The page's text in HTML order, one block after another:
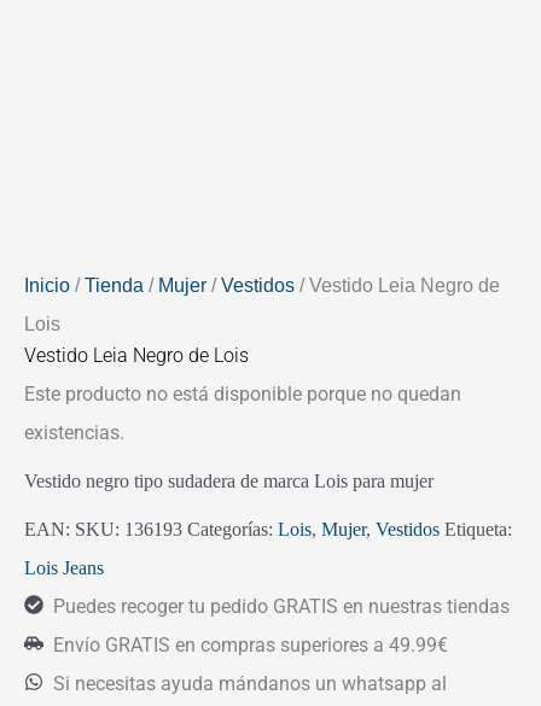
Inicio /Tienda / Mujer /Vestidos / Vestido Leia Negro de
Lois
Vestido Leia Negro de Lois
Este producto no está disponible porque no quedan
existencias.
Vestido negro tipo sudadera de marca Lois para mujer
EAN: SKU: 136193 Categorías: Lois, Mujer, Vestidos Etiqueta:
Lois Jeans
Puedes recoger tu pedido GRATIS en nuestras tiendas
Envío GRATIS en compras superiores a 49.99€
Si necesitas ayuda mándanos un whatsapp al